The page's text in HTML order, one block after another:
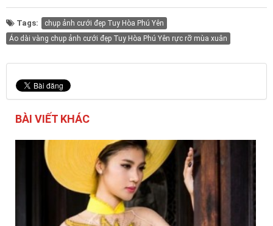
Tags:
chụp ảnh cưới đẹp Tuy Hòa Phú Yên
Áo dài vàng chụp ảnh cưới đẹp Tuy Hòa Phú Yên rực rỡ mùa xuân
BÀI VIẾT KHÁC